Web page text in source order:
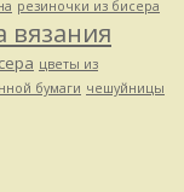
резиночки из бисера
вязания
цветы из
бумаги чешуйницы